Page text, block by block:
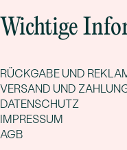
Wichtige
RÜCKGABE UND
VERSAND UND
DATENSCHUTZ
IMPRESSUM
AGB